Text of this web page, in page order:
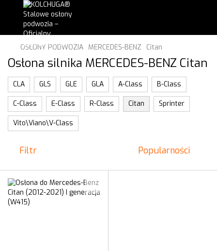
OSŁONY PODWOZIA MERCEDES-BENZ Citan
Osłona silnika MERCEDES-BENZ Citan
CLA GLS GLE GLA A-Class B-Class
C-Class E-Class R-Class Citan Sprinter
Vito\Viano\V-Class
Filtr Popularności